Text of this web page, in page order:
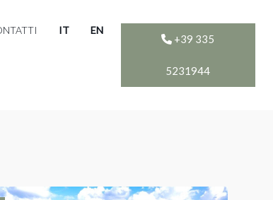
IT EN
+39 335
5231944